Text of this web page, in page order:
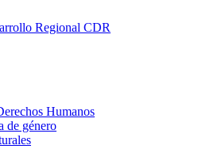
Humanos
de género